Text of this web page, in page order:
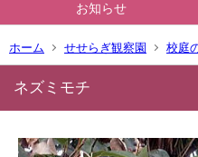
お知らせ
ホーム せせらぎ観察園 校庭
ネズミモチ